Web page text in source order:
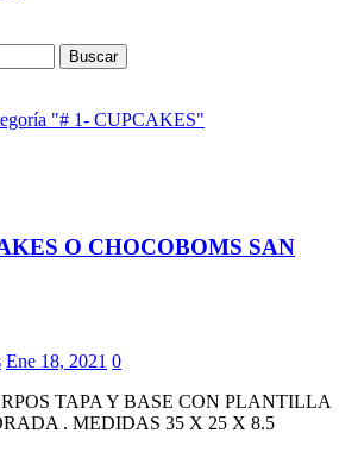
Buscar
"# 1- CUPCAKES"
O CHOCOBOMS SAN
Ene 18, 2021 0
TAPA Y BASE CON PLANTILLA
. MEDIDAS 35 X 25 X 8.5